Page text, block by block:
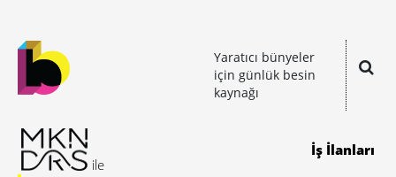
Yaratıcı bünyeler
için günlük besin
kaynağı
İş İlanları